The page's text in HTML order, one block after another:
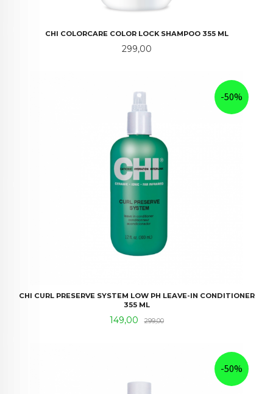
CHI COLORCARE COLOR LOCK SHAMPOO 355 ML
Pris
299,00
CHI CURL PRESERVE SYSTEM LOW PH LEAVE-IN CONDITIONER
355 ML
Tilbud
149,00 299,00Rabatt
-50%
-50%